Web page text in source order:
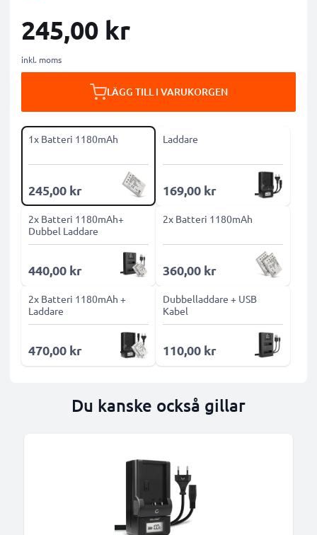
245,00 kr
inkl. moms
LÄGG TILL I VARUKORGEN
1x Batteri 1180mAh
245,00 kr
Laddare
169,00 kr
2x Batteri 1180mAh+
Dubbel Laddare
440,00 kr
2x Batteri 1180mAh
360,00 kr
2x Batteri 1180mAh +
Laddare
470,00 kr
Dubbelladdare + USB
Kabel
110,00 kr
Du kanske också gillar